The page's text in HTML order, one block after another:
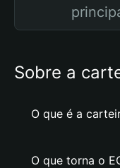
Sobre a
O que é a
O que torna o